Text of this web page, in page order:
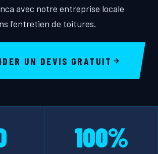
avec notre entreprise locale
l'entretien de toitures.
UN DEVIS GRATUIT
100%